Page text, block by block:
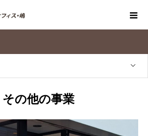
その他の事業